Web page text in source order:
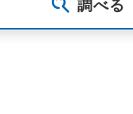
調べる